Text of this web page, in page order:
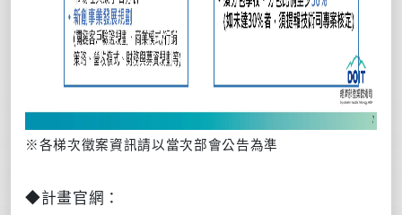
※各梯次徵案資訊請以當次部會公告為準
◆計畫官網：